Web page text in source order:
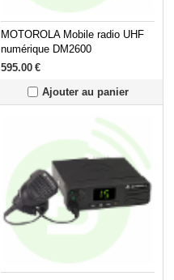
MOTOROLA Mobile radio UHF
numérique DM2600
595.00 €
Ajouter au panier